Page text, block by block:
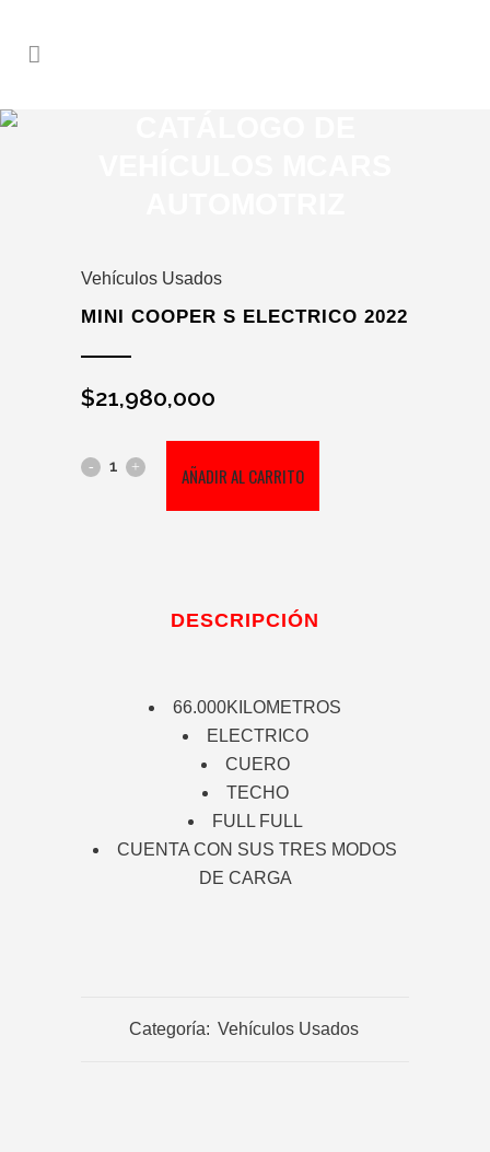
Vehículos Usados
MINI COOPER S ELECTRICO 2022
$21,980,000
MINI AÑADIR AL CARRITO
DESCRIPCIÓN
66.000KILOMETROS
ELECTRICO
CUERO
TECHO
FULL FULL
CUENTA CON SUS TRES MODOS
DE CARGA
Categoría: Vehículos Usados